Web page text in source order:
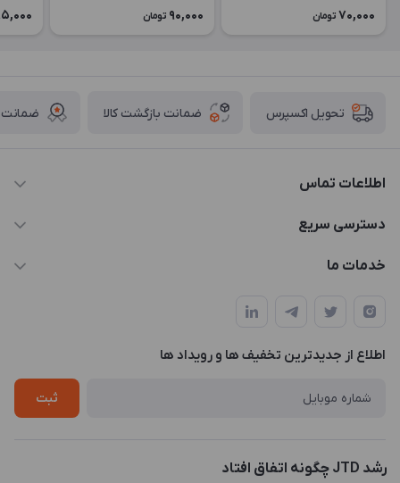
70,000 تومان 90,000 تومان
تحویل اکسپرس ضمانت بازگشت کالا ضمانت
اطلاعات تماس
021-88846810-1
طبقه3
دسترسی سریع
حساب کاربری
لیست محصولات
درباره ما
خدمات ما
چاپ و حکاکی
طراحی سه بعدی
اطلاع از جدیدترین تخفیف ها و رویداد ها
ثبت
رشد JTD چگونه اتفاق افتاد